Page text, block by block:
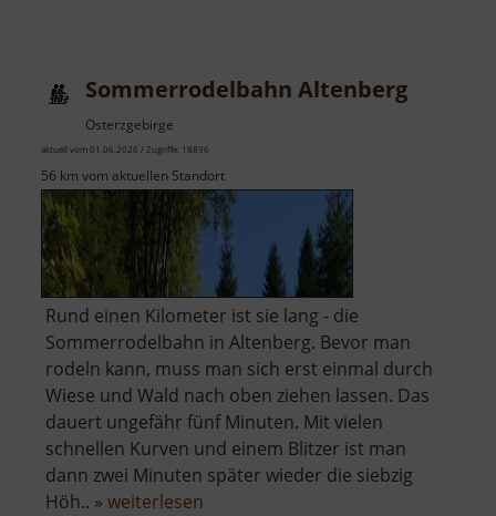
Sommerrodelbahn Altenberg
Osterzgebirge
aktuell vom 01.06.2026 / Zugriffe: 18896
56 km vom aktuellen Standort
Rund einen Kilometer ist sie lang - die
Sommerrodelbahn in Altenberg. Bevor man
rodeln kann, muss man sich erst einmal durch
Wiese und Wald nach oben ziehen lassen. Das
dauert ungefähr fünf Minuten. Mit vielen
schnellen Kurven und einem Blitzer ist man
dann zwei Minuten später wieder die siebzig
Höh.. » weiterlesen